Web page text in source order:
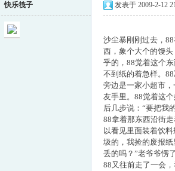
快乐筏子 发表于 2009-2-12
沙尘暴刚刚过去，
西，象个大个的馒
乎的，88觉着这个
不到纸的着急样。
旁边是一家小超市
友手里。88觉着这
后几步说：“要把我
88拿着那东西沿街
以看见里面装着饮
圾的，我捡的废报
丢的吗？”老爷爷愣
88又往前走了一会